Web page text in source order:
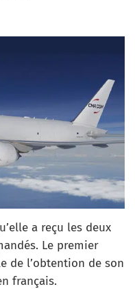
a reçu les deux
Le premier
de l’obtention de son
français.